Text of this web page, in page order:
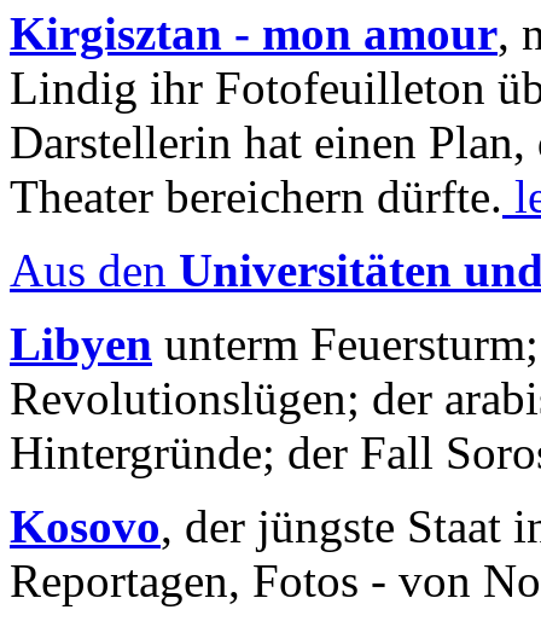
Kirgisztan - mon amour,
Lindig ihr Fotofeuilleton
Darstellerin hat einen Plan,
Theater bereichern dürfte.
Aus den Universitäten
Libyen unterm
Revolutionslügen; der
Hintergründe; der Fall
Kosovo, der jüngste Staat
Reportagen, Fotos - von